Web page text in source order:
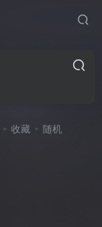
收藏 随机